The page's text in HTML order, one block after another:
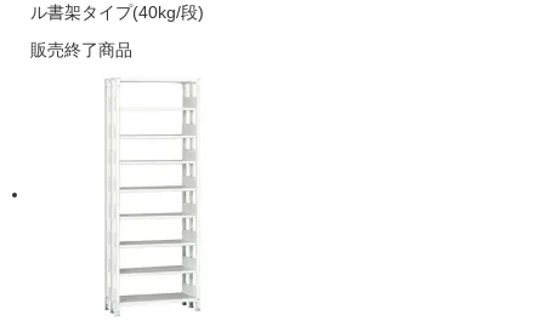
ル書架タイプ(40kg/段)
販売終了商品